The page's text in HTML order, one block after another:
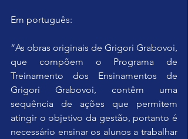
Em português:
“As obras originais de Grigori Grabovoi,
que compõem o Programa de
Treinamento dos Ensinamentos de
Grigori Grabovoi, contêm uma
sequência de ações que permitem
atingir o objetivo da gestão, portanto é
necessário ensinar os alunos a trabalhar